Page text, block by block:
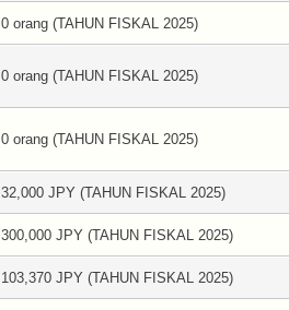
0 orang (TAHUN FISKAL 2025)
0 orang (TAHUN FISKAL 2025)
0 orang (TAHUN FISKAL 2025)
32,000 JPY (TAHUN FISKAL 2025)
300,000 JPY (TAHUN FISKAL 2025)
103,370 JPY (TAHUN FISKAL 2025)